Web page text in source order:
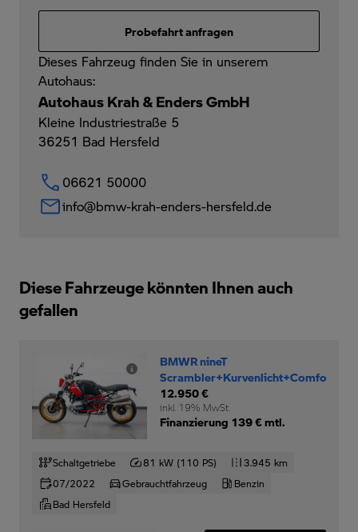
Probefahrt anfragen
Dieses Fahrzeug finden Sie in unserem
Autohaus:
Autohaus Krah & Enders GmbH
Kleine Industriestraße 5
36251 Bad Hersfeld
06621 50000
info@bmw-krah-enders-hersfeld.de
Diese Fahrzeuge könnten Ihnen auch
gefallen
BMWR nineT
12.950 €
inkl. 19% MwSt.
Finanzierung 139 € mtl.
Schaltgetriebe 81 kW (110 PS)
3.945 km
07/2022
Gebrauchtfahrzeug
Benzin
Bad Hersfeld